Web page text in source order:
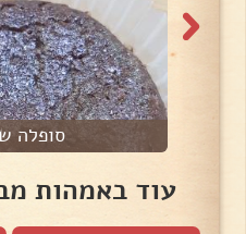
סופלה
עוד באמהות